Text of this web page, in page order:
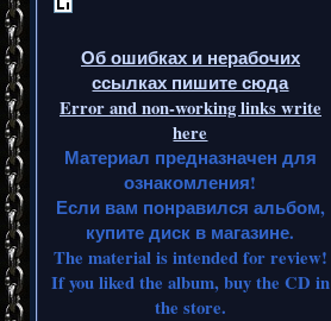
Об ошибках и нерабочих
ссылках пишите сюда
Error and non-working links write
here
Материал предназначен для
ознакомления!
Если вам понравился альбом,
купите диск в магазине.
The material is intended for review!
If you liked the album, buy the CD in
the store.